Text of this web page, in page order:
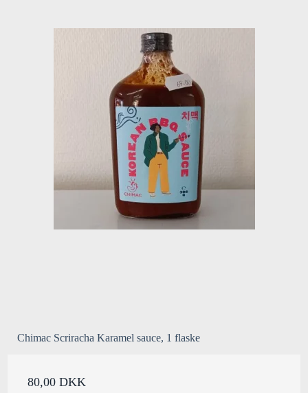
Chimac Scriracha Karamel sauce, 1 flaske
80,00 DKK